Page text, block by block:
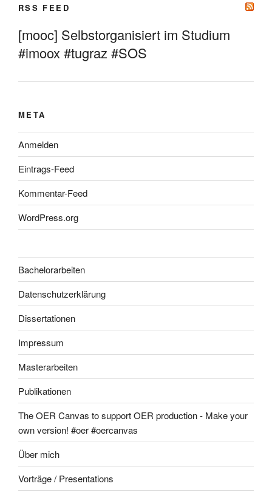
RSS FEED
[mooc] Selbstorganisiert im Studium
#imoox #tugraz #SOS
META
Anmelden
Eintrags-Feed
Kommentar-Feed
WordPress.org
Bachelorarbeiten
Datenschutzerklärung
Dissertationen
Impressum
Masterarbeiten
Publikationen
The OER Canvas to support OER production - Make your
own version! #oer #oercanvas
Über mich
Vorträge / Presentations